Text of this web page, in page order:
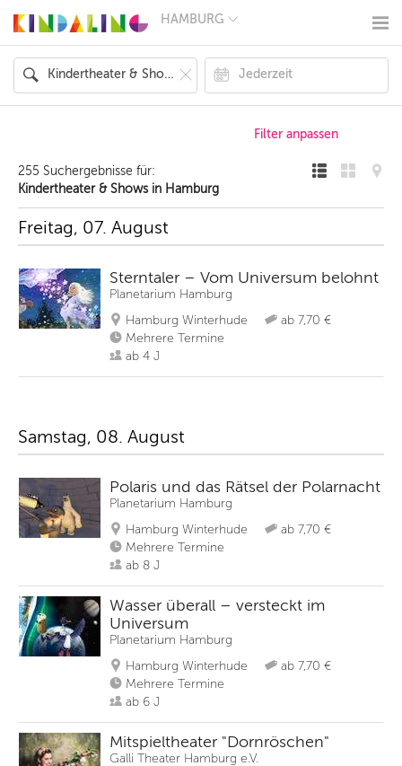
HAMBURG
MÜNCHEN
HAMBURG
FRANKFURT
KÖLN
HANNOVER
LEIPZIG
DRESDEN
NÜRNBERG
WIEN
ANDERE
REGIONEN
255 Suchergebnisse für:
Kindertheater & Shows in Hamburg
Freitag, 07. August
Sterntaler – Vom Universum belohnt
Planetarium Hamburg
Hamburg Winterhude
ab 7,70 €
Mehrere Termine
ab 4 J
Samstag, 08. August
Polaris und das Rätsel der Polarnacht
Planetarium Hamburg
Hamburg Winterhude
ab 7,70 €
Mehrere Termine
ab 8 J
Wasser überall – versteckt im
Universum
Planetarium Hamburg
Hamburg Winterhude
ab 7,70 €
Mehrere Termine
ab 6 J
Mitspieltheater "Dornröschen"
Galli Theater Hamburg e.V.